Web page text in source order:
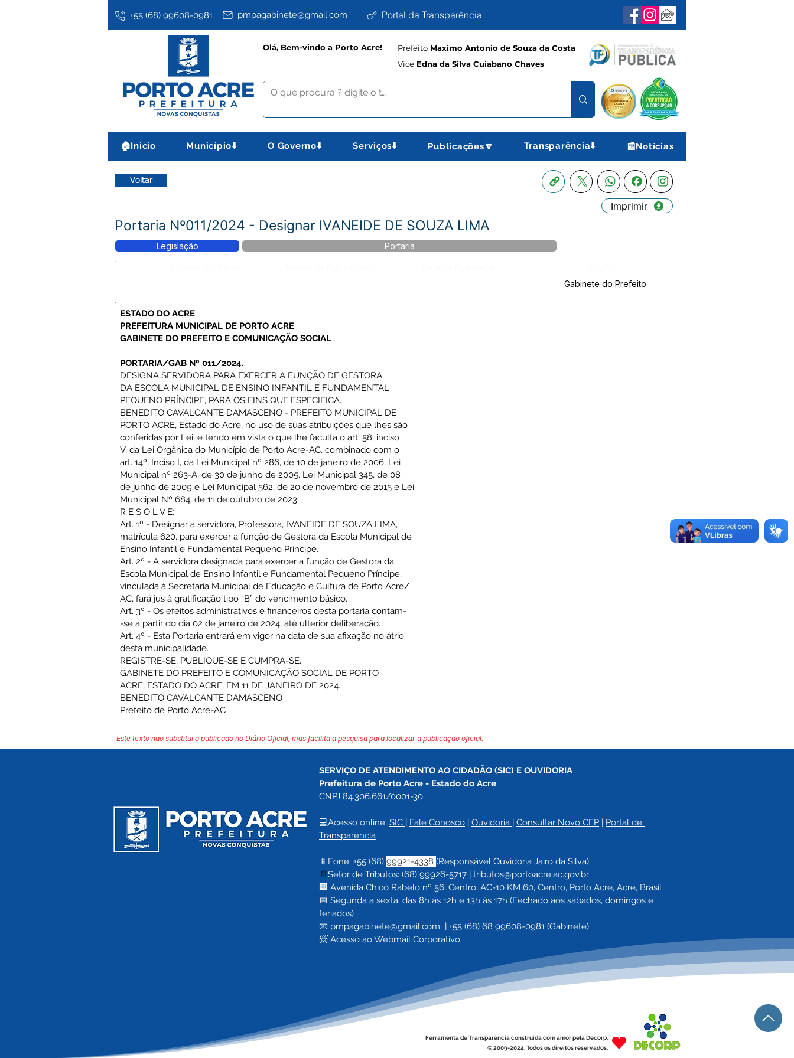
+55 (68) 99608-0981 pmpagabinete@gmail.com Portal da Transparência
Olá, Bem-vindo a Porto Acre! Prefeito Maximo Antonio de Souza da Costa
Vice Edna da Silva Cuiabano Chaves
🏠Inicio Município⬇️ O Governo⬇️ Serviços⬇️ Publicações🔽 Transparência⬇️ 📰Notícias
Voltar
Imprimir
Portaria Nº011/2024 - Designar IVANEIDE DE SOUZA LIMA
Legislação Portaria
Gabinete do Prefeito
ESTADO DO ACRE
PREFEITURA MUNICIPAL DE PORTO ACRE
GABINETE DO PREFEITO E COMUNICAÇÃO SOCIAL
PORTARIA/GAB Nº 011/2024.
DESIGNA SERVIDORA PARA EXERCER A FUNÇÃO DE GESTORA
DA ESCOLA MUNICIPAL DE ENSINO INFANTIL E FUNDAMENTAL
PEQUENO PRÍNCIPE, PARA OS FINS QUE ESPECIFICA.
BENEDITO CAVALCANTE DAMASCENO - PREFEITO MUNICIPAL DE
PORTO ACRE, Estado do Acre, no uso de suas atribuições que lhes são
conferidas por Lei, e tendo em vista o que lhe faculta o art. 58, inciso
V, da Lei Orgânica do Município de Porto Acre-AC, combinado com o
art. 14º, Inciso I, da Lei Municipal nº 286, de 10 de janeiro de 2006, Lei
Municipal nº 263-A, de 30 de junho de 2005, Lei Municipal 345, de 08
de junho de 2009 e Lei Municipal 562, de 20 de novembro de 2015 e Lei
Municipal Nº 684, de 11 de outubro de 2023.
R E S O L V E:
Art. 1º - Designar a servidora, Professora, IVANEIDE DE SOUZA LIMA,
matrícula 620, para exercer a função de Gestora da Escola Municipal de
Ensino Infantil e Fundamental Pequeno Príncipe.
Art. 2º - A servidora designada para exercer a função de Gestora da
Escola Municipal de Ensino Infantil e Fundamental Pequeno Príncipe,
vinculada à Secretaria Municipal de Educação e Cultura de Porto Acre/
AC, fará jus à gratificação tipo “B” do vencimento básico.
Art. 3º - Os efeitos administrativos e financeiros desta portaria contam-
-se a partir do dia 02 de janeiro de 2024, até ulterior deliberação.
Art. 4º - Esta Portaria entrará em vigor na data de sua afixação no átrio
desta municipalidade.
REGISTRE-SE, PUBLIQUE-SE E CUMPRA-SE.
GABINETE DO PREFEITO E COMUNICAÇÃO SOCIAL DE PORTO
ACRE, ESTADO DO ACRE, EM 11 DE JANEIRO DE 2024.
BENEDITO CAVALCANTE DAMASCENO
Prefeito de Porto Acre-AC
Este texto não substitui o publicado no Diário Oficial, mas facilita a pesquisa para localizar a publicação oficial.
SERVIÇO DE ATENDIMENTO AO CIDADÃO (SIC) E OUVIDORIA
Prefeitura de Porto Acre - Estado do Acre
CNPJ 84.306.661/0001-30
💻Acesso online: SIC | Fale Conosco | Ouvidoria | Consultar Novo CEP | Portal de
Transparência
📱Fone: +55 (68) 99921-4338 (Responsável Ouvidoria Jairo da Silva)
📄 Setor de Tributos: (68) 99926-5717 | tributos@portoacre.ac.gov.br
🏢 Avenida Chicó Rabelo nº 56, Centro, AC-10 KM 60, Centro, Porto Acre, Acre, Brasil
📅 Segunda a sexta, das 8h às 12h e 13h às 17h (Fechado aos sábados, domingos e
feriados)
📧 pmpagabinete@gmail.com | +55 (68) 68 99608-0981 (Gabinete)
📨 Acesso ao Webmail Corporativo
Ferramenta de Transparência construída com amor pela Decorp.
© 2009-2024. Todos os direitos reservados.